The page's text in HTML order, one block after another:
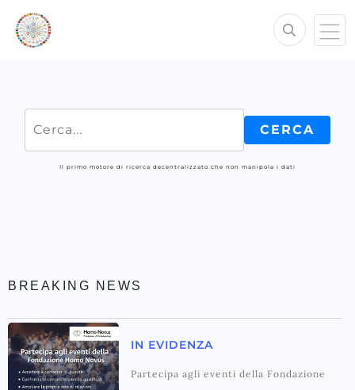
Il primo motore di ricerca decentralizzato che non manipola i dati
BREAKING NEWS
IN EVIDENZA
Partecipa agli eventi della Fondazione